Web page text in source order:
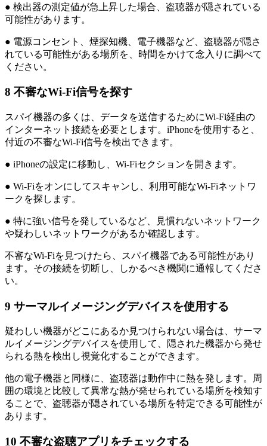
● 検出器の測定値が急上昇した場合、盗聴器が隠されている
可能性があります。
● 電源コンセント、煙探知機、電子機器など、盗聴器が隠さ
れている可能性がある場所を、時間をかけて念入りに調べて
ください。
8 不審なWi-Fi信号を探す
スパイ機器の多くは、データを送信するためにWi-Fi経由の
インターネット接続を必要とします。iPhoneを使用すると、
付近の不審なWi-Fi信号を検出できます。
● iPhoneの設定に移動し、Wi-Fiセクションを開きます。
● Wi-Fiをオンにしてスキャンし、利用可能なWi-Fiネットワ
ークを探します。
● 特に強い信号を発しているなど、見慣れないネットワーク
や疑わしいネットワークがあるか確認します。
不審なWi-Fiを見つけたら、スパイ機器である可能性があり
ます。その接続を切断し、しかるべき機関に通報してくださ
い。
9 サーマルイメージングデバイスを使用する
疑わしい機器がどこにあるか見つけられない場合は、サーマ
ルイメージングデバイスを使用して、隠された機器から発せ
られる熱を検出し視覚化することができます。
他の電子機器と同様に、盗聴器は動作中に熱を発します。周
囲の環境と比較して異常な熱が発せられている場所を検知す
ることで、盗聴器が隠されている場所を特定できる可能性が
あります。
10 不審な盗聴アプリをチェックする